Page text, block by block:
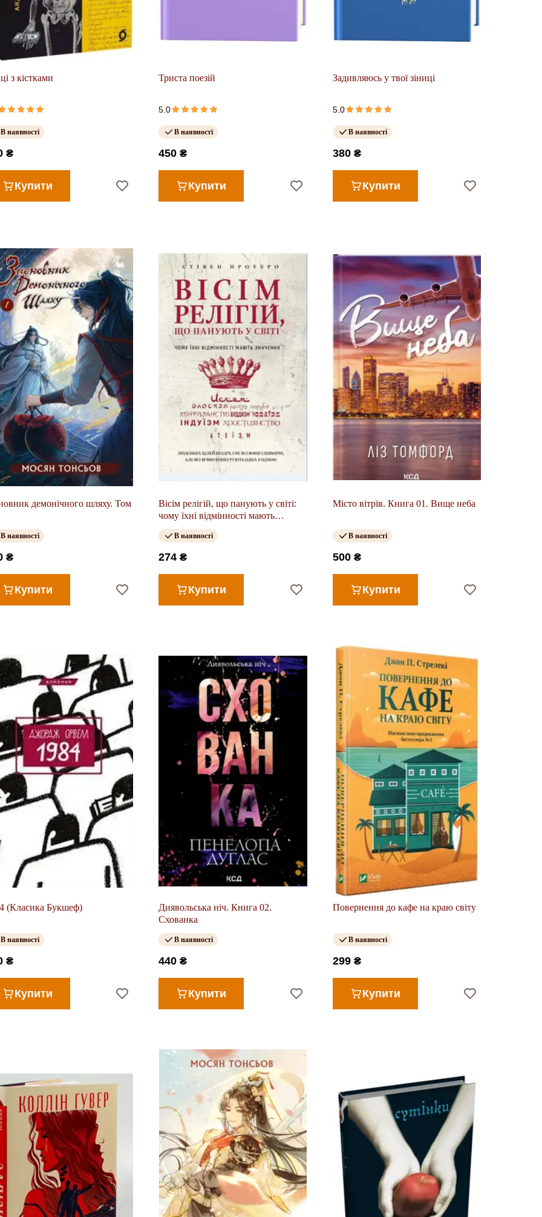
з кістками
В наявності
₴
Купити
Триста поезій
5.0
В наявності
450 ₴
Купити
Задивляюсь у твої зіниці
5.0
В наявності
380 ₴
Купити
демонічного шляху. Том
В наявності
₴
Купити
Вісім релігій, що панують у світі:
чому їхні відмінності мають
значення
В наявності
274 ₴
Купити
Місто вітрів. Книга 01. Вище неба
В наявності
500 ₴
Купити
(Класика Букшеф)
В наявності
₴
Купити
Диявольська ніч. Книга 02.
Схованка
В наявності
440 ₴
Купити
Повернення до кафе на краю світу
В наявності
299 ₴
Купити